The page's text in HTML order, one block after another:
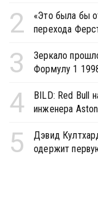
2
«Это была бы
перехода
3
Зеркало
Формулу 1
4
BILD: Red Bull
инженера
5
Дэвид
одержит